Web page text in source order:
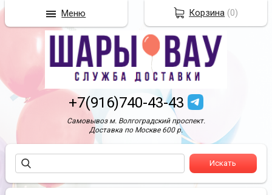
+7(916)740-43-43
Самовывоз м. Волгоградский проспект.
Доставка по Москве 600 р.
Корзина (0)
Меню